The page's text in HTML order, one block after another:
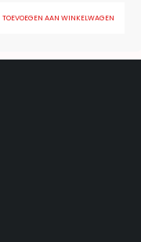
TOEVOEGEN AAN WINKELWAGEN